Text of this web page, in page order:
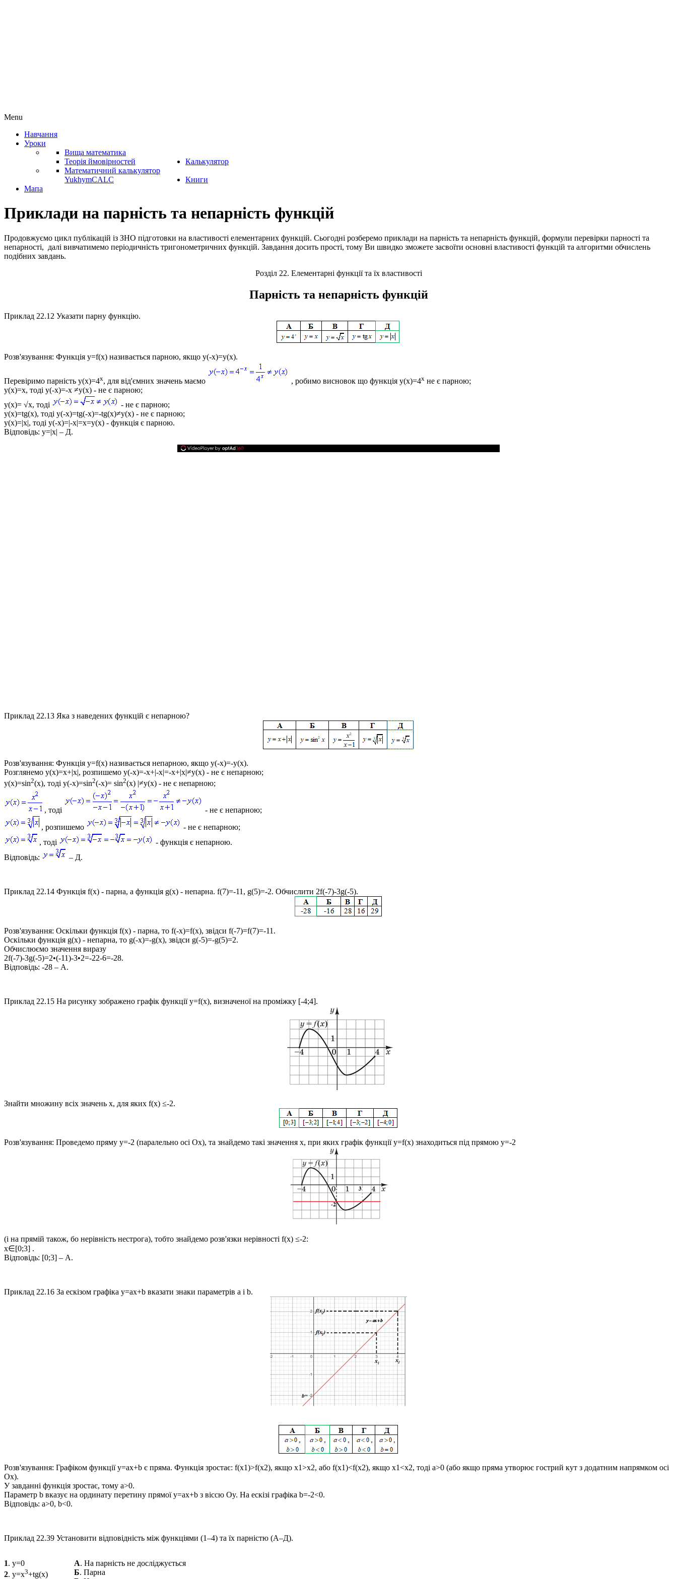
Menu
Навчання
Уроки
Вища математика
Теорія ймовірностей
Калькулятор
Математичний калькулятор
YukhymCALC
Книги
Мапа
Приклади на парність та непарність функцій
Продовжуємо цикл публікацій із ЗНО підготовки на властивості елементарних функцій. Сьогодні розберемо приклади на парність та непарність функцій, формули перевірки парності та
непарності, далі вивчатимемо періодичність тригонометричних функцій. Завдання досить прості, тому Ви швидко зможете засвоїти основні властивості функцій та алгоритми обчислень
подібних завдань.
Розділ 22. Елементарні функції та їх властивості
Парність та непарність функцій
Приклад 22.12 Указати парну функцію.
Розв'язування: Функція y=f(x) називається парною, якщо y(-x)=y(x).
Перевіримо парність y(x)=4x, для від'ємних значень маємо , робимо висновок що функція y(x)=4x не є парною;
y(x)=x, тоді y(-x)=-x ≠y(x) - не є парною;
y(x)= √x, тоді
- не є парною;
y(x)=tg(x), тоді y(-x)=tg(-x)=-tg(x)≠y(x) - не є парною;
y(x)=|x|, тоді y(-x)=|-x|=x=y(x) - функція є парною.
Відповідь: y=|x| – Д.
Приклад 22.13 Яка з наведених функцій є непарною?
Розв'язування: Функція y=f(x) називається непарною, якщо y(-x)=-y(x).
Розглянемо y(x)=x+|x|, розпишемо y(-x)=-x+|-x|=-x+|x|≠y(x) - не є непарною;
y(x)=sin2(x), тоді y(-x)=sin2(-x)= sin2(x) |≠y(x) - не є непарною;
, тоді
- не є непарною;
, розпишемо
- не є непарною;
, тоді
- функція є непарною.
Відповідь:
– Д.
Приклад 22.14 Функція f(x) - парна, а функція g(x) - непарна. f(7)=-11, g(5)=-2. Обчислити 2f(-7)-3g(-5).
Розв'язування: Оскільки функція f(x) - парна, то f(-x)=f(x), звідси f(-7)=f(7)=-11 .
Оскільки функція g(x) - непарна, то g(-x)=-g(x), звідси g(-5)=-g(5)=2.
Обчислюємо значення виразу
2f(-7)-3g(-5)=2•(-11)-3•2=-22-6=-28.
Відповідь: -28 – А.
Приклад 22.15 На рисунку зображено графік функціїy=f(x), визначеної на проміжку [-4;4].
Знайти множину всіх значень x, для яких f(x) ≤-2.
Розв'язування: Проведемо пряму y=-2 (паралельно осі Ox), та знайдемо такі значення x, при яких графік функціїy=f(x) знаходиться під прямою y=-2
(і на прямій також, бо нерівність нестрога), тобто знайдемо розв'язки нерівності f(x) ≤-2:
x∈[0;3] .
Відповідь: [0;3] – А.
Приклад 22.16 За ескізом графіка y=ax+b вказати знаки параметрів a і b.
Розв'язування: Графіком функціїy=ax+b є пряма. Функція зростає: f(x1)>f(x2), якщо x1>x2, або f(x1)<f(x2), якщо x1<x2, тоді a>0 (або якщо пряма утворює гострий кут з додатним напрямком осі
Ox).
У завданні функція зростає, тому a>0.
Параметр b вказує на ординату перетину прямоїy=ax+b з віссю Oy. На ескізі графіка b=-2<0.
Відповідь: a>0, b<0.
Приклад 22.39 Установити відповідність між функціями (1–4) та їх парністю (А–Д).
1. y=0
2. y=x3+tg(x)
А. На парність не досліджується
Б. Парна